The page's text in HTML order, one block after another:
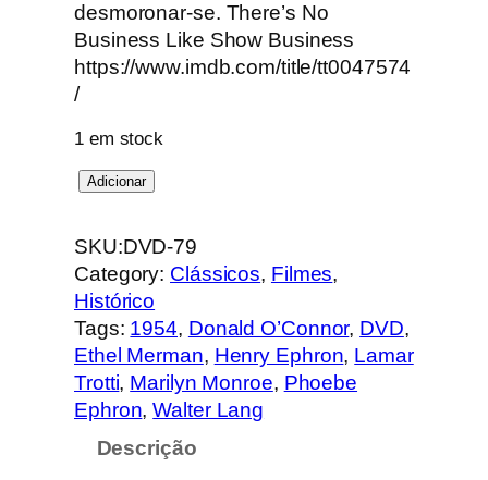
desmoronar-se. There’s No
Business Like Show Business
https://www.imdb.com/title/tt0047574
/
1 em stock
Q
a
n
t
i
d
a
d
Adicionar
SKU:DVD-79
Category: Clássicos, Filmes
Histórico
Tags: 1954, Donald O’Connor, DVD
Ethel Merman, Henry Ephron, Lamar
Trotti, Marilyn Monroe, Phoebe
Ephron, Walter Lang
Descrição